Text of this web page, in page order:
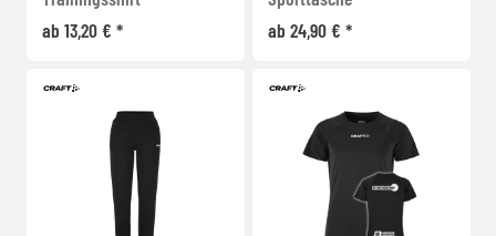
ab 13,20 € *
ab 24,90 € *